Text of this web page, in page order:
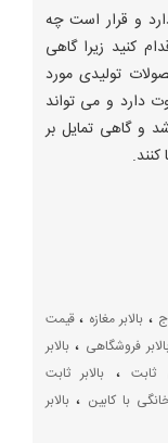
و قرار است چه
کنید زیرا گاهی
تولیدی مورد
دارد و می تواند
و گاهی تمایل بر
، بالابر مغازه ،قیمت
فروشگاهی ،بالابر
ثابت، بالابر ثابت
خانگی با کابین ،بالابر